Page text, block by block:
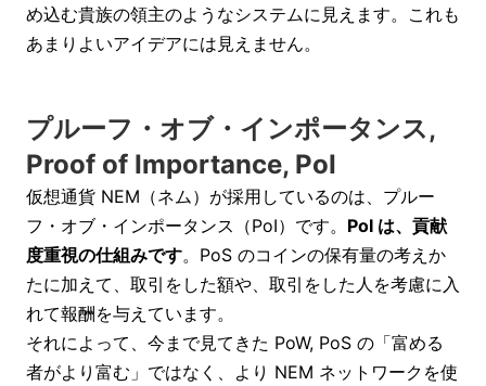
め込む貴族の領主のようなシステムに見えます。これも
あまりよいアイデアには見えません。
プルーフ・オブ・インポータンス,
Proof of Importance, PoI
仮想通貨 NEM（ネム）が採用しているのは、プルー
フ・オブ・インポータンス（PoI）です。 PoI は、貢献
度重視の仕組みです。PoS のコインの保有量の考えか
たに加えて、取引をした額や、取引をした人を考慮に入
れて報酬を与えています。
それによって、今まで見てきた PoW, PoS の「富める
者がより富む」ではなく、より NEM ネットワークを使